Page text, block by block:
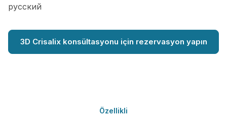
русский
3D Crisalix konsültasyonu için rezervasyon yapın
Özellikli